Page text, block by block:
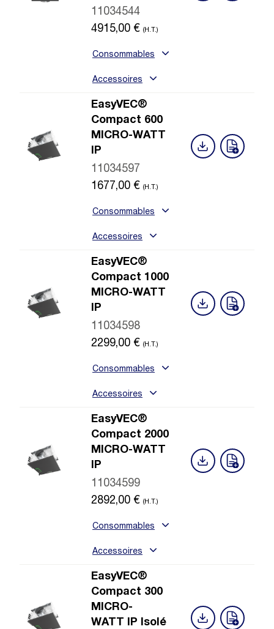
11034544
4915,00 € (H.T.)
Consommables
Accessoires
EasyVEC®
Compact 600
MICRO-WATT
IP
11034597
1677,00 € (H.T.)
Consommables
Accessoires
EasyVEC®
Compact 1000
MICRO-WATT
IP
11034598
2299,00 € (H.T.)
Consommables
Accessoires
EasyVEC®
Compact 2000
MICRO-WATT
IP
11034599
2892,00 € (H.T.)
Consommables
Accessoires
EasyVEC®
Compact 300
MICRO-
WATT IP Isolé